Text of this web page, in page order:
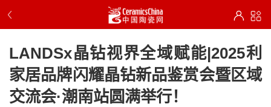
LANDSx晶钻视界全域赋能|2025利
家居品牌闪耀晶钻新品鉴赏会暨区域
交流会·潮南站圆满举行！